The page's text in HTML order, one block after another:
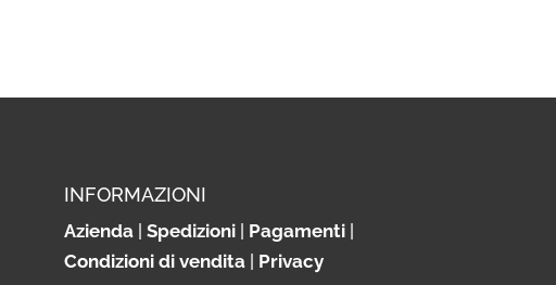
INFORMAZIONI
Azienda| Spedizioni| Pagamenti|
Condizioni di vendita| Privacy